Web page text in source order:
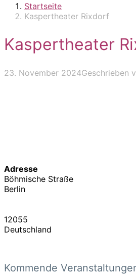
Startseite
Kaspertheater Rixdorf
Kaspertheater
23. November 2024Geschrieben
Adresse
Böhmische Straße
Berlin
12055
Deutschland
Kommende